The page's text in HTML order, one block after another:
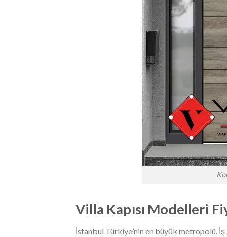
Villa Kapısı Modelleri
İstanbul Türkiye’nin en büyük metropolü.